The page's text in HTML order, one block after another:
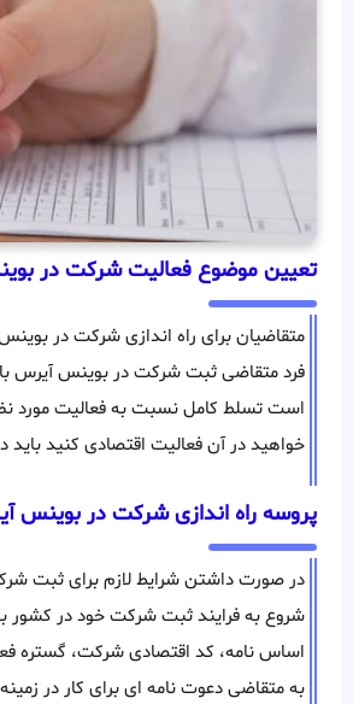
تعیین موضوع فعالیت شرکت در
متقاضیان برای راه اندازی شرکت در
فرد متقاضی ثبت شرکت در بوينس آيرس
است تسلط کامل نسبت به فعالیت مورد
خواهید در آن فعالیت اقتصادی کنید باید
پروسه راه اندازی شرکت در بوينس
در صورت داشتن شرایط لازم برای ثبت
شروع به فرایند ثبت شرکت خود در کشور
اساس نامه، کد اقتصادی شرکت، گستره
به متقاضی دعوت نامه ای برای کار در